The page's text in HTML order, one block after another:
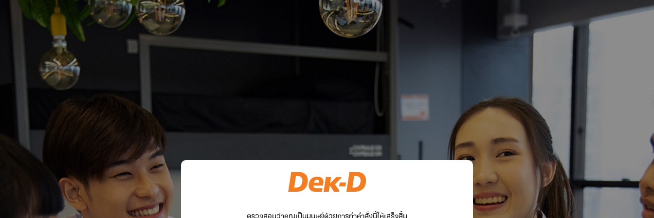
ตรวจสอบว่าคุณเป็นมนุษย์ด้วยการทำคำสั่งนี้ให้เสร็จสิ้น